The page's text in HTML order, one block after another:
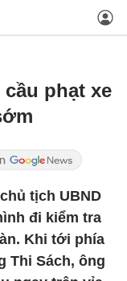
phạt xe
tịch UBND
đi kiểm tra
Khi tới phía
Thi Sách, ông